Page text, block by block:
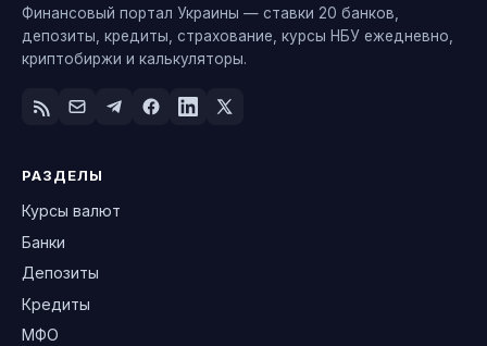
Финансовый портал Украины — ставки 20 банков,
депозиты, кредиты, страхование, курсы НБУ ежедневно,
криптобиржи и калькуляторы.
РАЗДЕЛЫ
Курсы валют
Банки
Депозиты
Кредиты
МФО